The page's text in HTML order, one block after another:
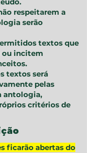
respeitarem a
serão
textos que
ou incitem
textos será
pelas
antologia,
critérios de
ficarão abertas do